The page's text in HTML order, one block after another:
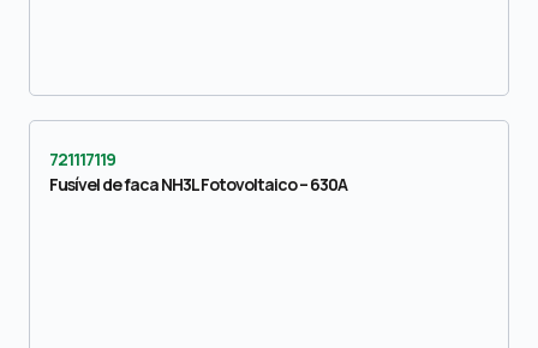
721117119
Fusível de faca NH3L Fotovoltaico – 630A